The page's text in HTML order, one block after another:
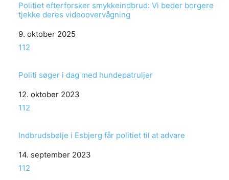
Politiet efterforsker smykkeindbrud: Vi beder borgere
tjekke deres videoovervågning
Date
9. oktober 2025
In relation to
112
Politi søger i dag med hundepatruljer
Date
12. oktober 2023
In relation to
112
Indbrudsbølje i Esbjerg får politiet til at advare
Date
14. september 2023
In relation to
112